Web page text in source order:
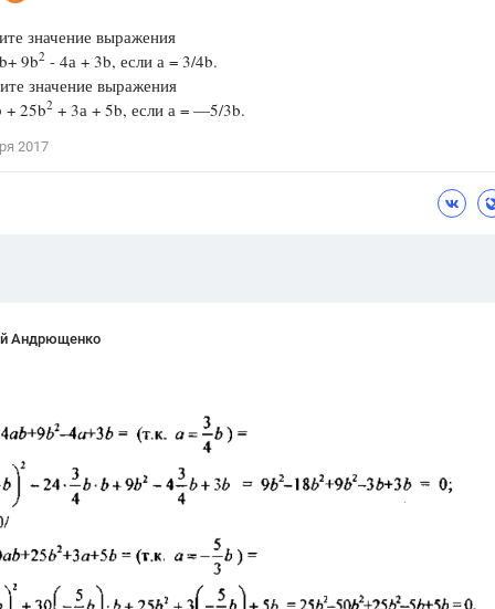
Красота,
значение выражения
9b2 - 4а + 3b, если а = 3/4b.
значение выражения
+ 25b2 + 3а + 5b, если а = —5/3b.
2017
Андрющенко